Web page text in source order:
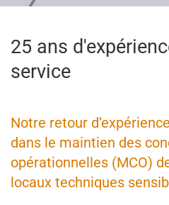
25 ans
service
Notre retour
dans le maintien des
opérationnelles (MCO)
locaux techniques